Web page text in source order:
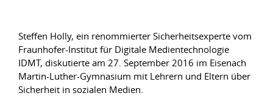
Steffen Holly, ein renommierter Sicherheitsexperte vom
Fraunhofer-Institut für Digitale Medientechnologie
IDMT, diskutierte am 27. September 2016 im Eisenach
Martin-Luther-Gymnasium mit Lehrern und Eltern über
Sicherheit in sozialen Medien.